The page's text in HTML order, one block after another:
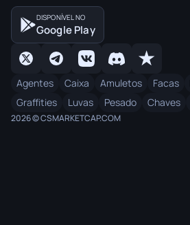
DISPONÍVEL NO
Google Play
Agentes Caixa Amuletos Facas
Graffities
Luvas Pesado Chaves
2026 © CSMARKETCAP.COM